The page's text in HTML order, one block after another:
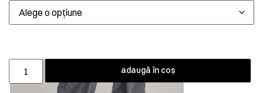
adaugă în coș